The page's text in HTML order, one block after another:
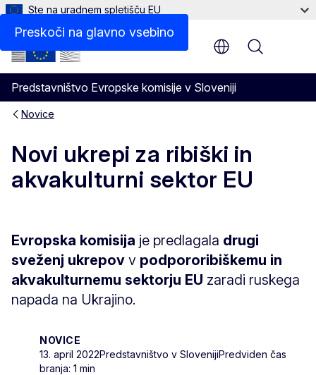
Preskoči na glavno vsebino
Ste na uradnem spletišču EU
Predstavništvo Evropske komisije v Sloveniji
Menu
Novice
Novi ukrepi za ribiški in
akvakulturni sektor EU
Evropska komisija je predlagala drugi
sveženj ukrepov v podpororibiškemu in
akvakulturnemu sektorju EU zaradi ruskega
napada na Ukrajino.
NOVICE
13. april 2022Predstavništvo v SlovenijiPredviden čas
branja: 1 min